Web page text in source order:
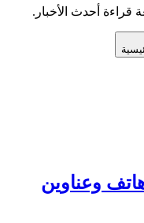
قراءة أحدث الأخبار.
2026: دليل هاتف وعناوين